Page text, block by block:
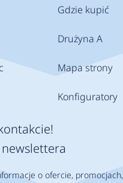
Gdzie kupić
Drużyna A
Mapa strony
Konfiguratory
o ofercie, promocjach,